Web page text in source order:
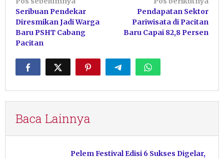
pos
Seribuan Pendekar
Diresmikan Jadi Warga
Baru PSHT Cabang
Pacitan
Pendapatan Sektor
Pariwisata di Pacitan
Baru Capai 82,8 Persen
Baca Lainnya
Pelem Festival Edisi 6 Sukses Digelar,